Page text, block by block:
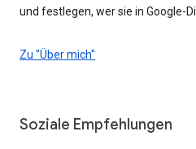
und festlegen, wer sie in Google-
Zu "Über mich"
Soziale Empfehlungen